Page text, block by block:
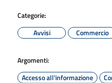
Categorie:
Avvisi
Commercio
Argomenti:
Accesso all'informazione